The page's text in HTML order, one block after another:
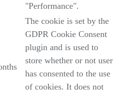
"Performance".
The cookie is set by the
GDPR Cookie Consent
plugin and is used to
store whether or not user
has consented to the use
of cookies. It does not